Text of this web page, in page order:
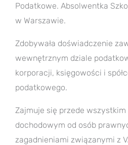
Podatkowe. Absolwentka
w Warszawie.
Zdobywała doświadczenie
wewnętrznym dziale
korporacji, księgowości i
podatkowego.
Zajmuje się przede
dochodowym od osób
zagadnieniami związanymi z